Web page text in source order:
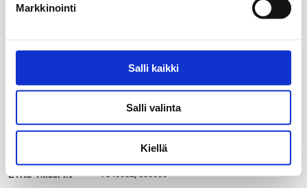
Markkinointi
Salli kaikki
Salli valinta
Kiellä
my_location
7340032, 500000